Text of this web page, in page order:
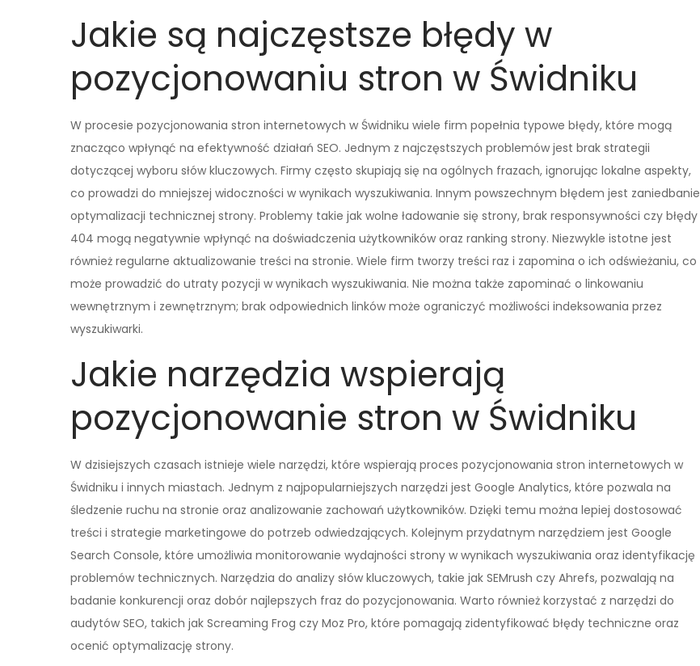
Jakie są najczęstsze błędy w
pozycjonowaniu stron w Świdniku
W procesie pozycjonowania stron internetowych w Świdniku wiele firm popełnia typowe błędy, które mogą
znacząco wpłynąć na efektywność działań SEO. Jednym z najczęstszych problemów jest brak strategii
dotyczącej wyboru słów kluczowych. Firmy często skupiają się na ogólnych frazach, ignorując lokalne aspekty,
co prowadzi do mniejszej widoczności w wynikach wyszukiwania. Innym powszechnym błędem jest zaniedbanie
optymalizacji technicznej strony. Problemy takie jak wolne ładowanie się strony, brak responsywności czy błędy
404 mogą negatywnie wpłynąć na doświadczenia użytkowników oraz ranking strony. Niezwykle istotne jest
również regularne aktualizowanie treści na stronie. Wiele firm tworzy treści raz i zapomina o ich odświeżaniu, co
może prowadzić do utraty pozycji w wynikach wyszukiwania. Nie można także zapominać o linkowaniu
wewnętrznym i zewnętrznym; brak odpowiednich linków może ograniczyć możliwości indeksowania przez
wyszukiwarki.
Jakie narzędzia wspierają
pozycjonowanie stron w Świdniku
W dzisiejszych czasach istnieje wiele narzędzi, które wspierają proces pozycjonowania stron internetowych w
Świdniku i innych miastach. Jednym z najpopularniejszych narzędzi jest Google Analytics, które pozwala na
śledzenie ruchu na stronie oraz analizowanie zachowań użytkowników. Dzięki temu można lepiej dostosować
treści i strategie marketingowe do potrzeb odwiedzających. Kolejnym przydatnym narzędziem jest Google
Search Console, które umożliwia monitorowanie wydajności strony w wynikach wyszukiwania oraz identyfikację
problemów technicznych. Narzędzia do analizy słów kluczowych, takie jak SEMrush czy Ahrefs, pozwalają na
badanie konkurencji oraz dobór najlepszych fraz do pozycjonowania. Warto również korzystać z narzędzi do
audytów SEO, takich jak Screaming Frog czy Moz Pro, które pomagają zidentyfikować błędy techniczne oraz
ocenić optymalizację strony.